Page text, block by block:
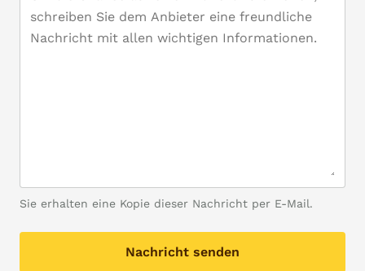
Sie erhalten eine Kopie dieser Nachricht per E-Mail.
Nachricht senden